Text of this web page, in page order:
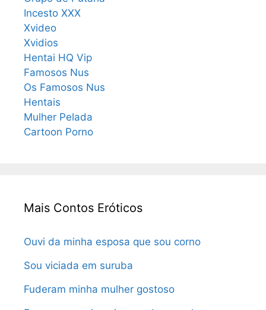
Incesto XXX
Xvideo
Xvidios
Hentai HQ Vip
Famosos Nus
Os Famosos Nus
Hentais
Mulher Pelada
Cartoon Porno
Mais Contos Eróticos
Ouvi da minha esposa que sou corno
Sou viciada em suruba
Fuderam minha mulher gostoso